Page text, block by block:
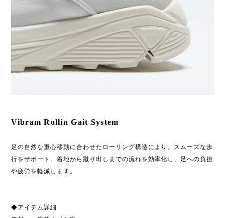
Vibram Rollin Gait System
足の自然な重心移動に合わせたローリング構造により、スムーズな歩
行をサポート。着地から蹴り出しまでの流れを効率化し、足への負担
や疲労を軽減します。
◆アイテム詳細